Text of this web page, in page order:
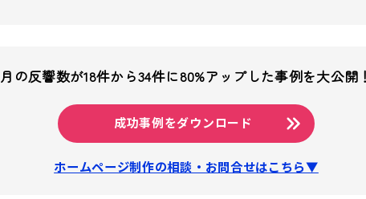
月の反響数が18件から34件に80%アップした事例を大公開
成功事例をダウンロード
ホームページ制作の相談・お問合せはこちら▼